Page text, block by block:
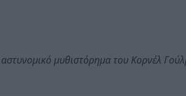
μυθιστόρημα του Κορνέλ